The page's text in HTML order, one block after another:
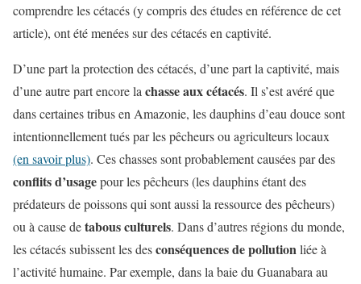
comprendre les cétacés (y compris des études en référence de cet
article), ont été menées sur des cétacés en captivité.
D’une part la protection des cétacés, d’une part la captivité, mais
d’une autre part encore la chasse aux cétacés. Il s’est avéré que
dans certaines tribus en Amazonie, les dauphins d’eau douce sont
intentionnellement tués par les pêcheurs ou agriculteurs locaux
(en savoir plus). Ces chasses sont probablement causées par des
conflits d’usagepour les pêcheurs (les dauphins étant des
prédateurs de poissons qui sont aussi la ressource des pêcheurs)
ou à cause detabous culturels. Dans d’autres régions du monde,
les cétacés subissent les desconséquences de pollutionliée à
l’activité humaine. Par exemple, dans la baie du Guanabara au